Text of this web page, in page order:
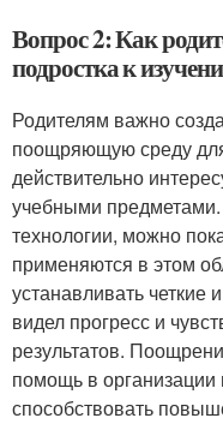
Вопрос 2: Как
подростка к
Родителям важно
поощряющую среду
действительно
учебными
технологии, можно
применяются в этом
устанавливать
видел прогресс и
результатов.
помощь в организации
способствовать